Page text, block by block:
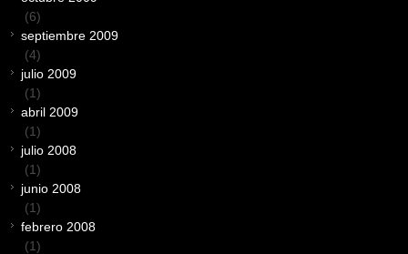
(6)
septiembre 2009
(4)
julio 2009
(1)
abril 2009
(1)
julio 2008
(1)
junio 2008
(1)
febrero 2008
(1)